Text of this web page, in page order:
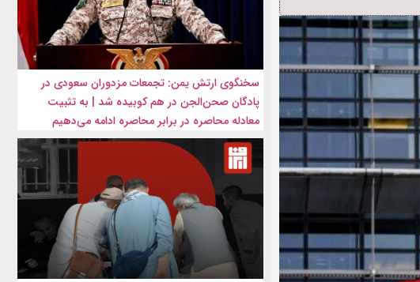
سخنگوی ارتش یمن: تجمعات مزدوران سعودی در
پادگان صحن‌الجن در هم کوبیده شد | به تثبیت
معادله محاصره در برابر محاصره ادامه می‌دهیم